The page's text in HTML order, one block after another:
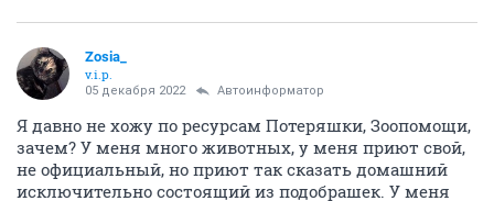
Zosia_
v.i.p.
05 декабря 2022 Автоинформатор
Я давно не хожу по ресурсам Потеряшки, Зоопомощи,
зачем? У меня много животных, у меня приют свой,
не официальный, но приют так сказать домашний
исключительно состоящий из подобрашек. У меня